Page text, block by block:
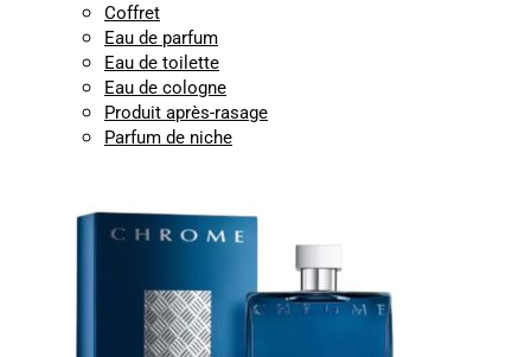
Coffret
Eau de parfum
Eau de toilette
Eau de cologne
Produit après-rasage
Parfum de niche